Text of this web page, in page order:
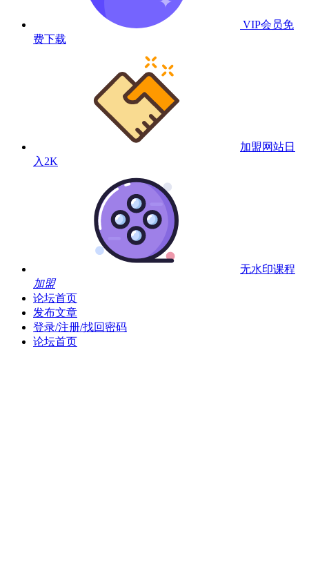
VIP会员免
费下载
加盟网站日
入2K
无水印课程
加盟
论坛首页
发布文章
登录/注册/找回密码
论坛首页